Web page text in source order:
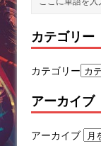
カテゴリー
カテゴリー
アーカイブ
アーカイブ